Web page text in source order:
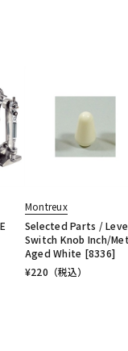
Montreux
Selected Parts /
Switch Knob Inch/
Aged White [8336]
¥220 （税込）